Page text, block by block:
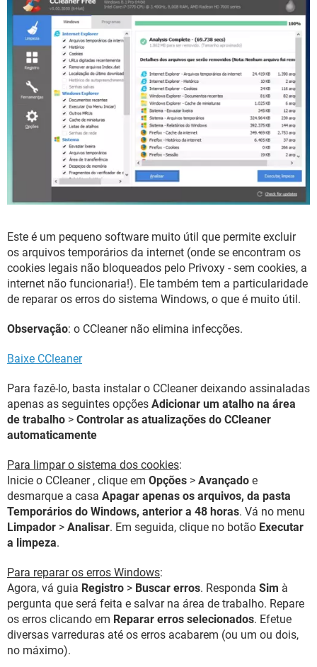
Este é um pequeno software muito útil que permite excluir
os arquivos temporários da internet (onde se encontram os
cookies legais não bloqueados pelo Privoxy - sem cookies, a
internet não funcionaria!). Ele também tem a particularidade
de reparar os erros do sistema Windows, o que é muito útil.
Observação: o CCleaner não elimina infecções.
Baixe CCleaner
Para fazê-lo, basta instalar o CCleaner deixando assinaladas
apenas as seguintes opções Adicionar um atalho na área
de trabalho > Controlar as atualizações do CCleaner
automaticamente
Para limpar o sistema dos cookies:
Inicie o CCleaner , clique em Opções > Avançado e
desmarque a casa Apagar apenas os arquivos, da pasta
Temporários do Windows, anterior a 48 horas. Vá no menu
Limpador > Analisar. Em seguida, clique no botão Executar
a limpeza.
Para reparar os erros Windows:
Agora, vá guia Registro > Buscar erros. Responda Sim à
pergunta que será feita e salvar na área de trabalho. Repare
os erros clicando em Reparar erros selecionados. Efetue
diversas varreduras até os erros acabarem (ou um ou dois,
no máximo).